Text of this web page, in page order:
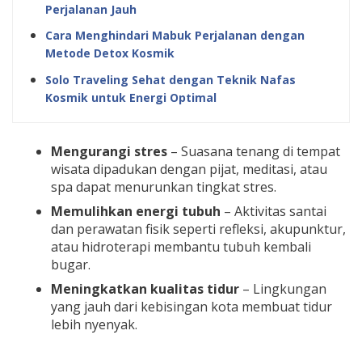
Perjalanan Jauh
Cara Menghindari Mabuk Perjalanan dengan
Metode Detox Kosmik
Solo Traveling Sehat dengan Teknik Nafas
Kosmik untuk Energi Optimal
Mengurangi stres – Suasana tenang di tempat
wisata dipadukan dengan pijat, meditasi, atau
spa dapat menurunkan tingkat stres.
Memulihkan energi tubuh – Aktivitas santai
dan perawatan fisik seperti refleksi, akupunktur,
atau hidroterapi membantu tubuh kembali
bugar.
Meningkatkan kualitas tidur – Lingkungan
yang jauh dari kebisingan kota membuat tidur
lebih nyenyak.